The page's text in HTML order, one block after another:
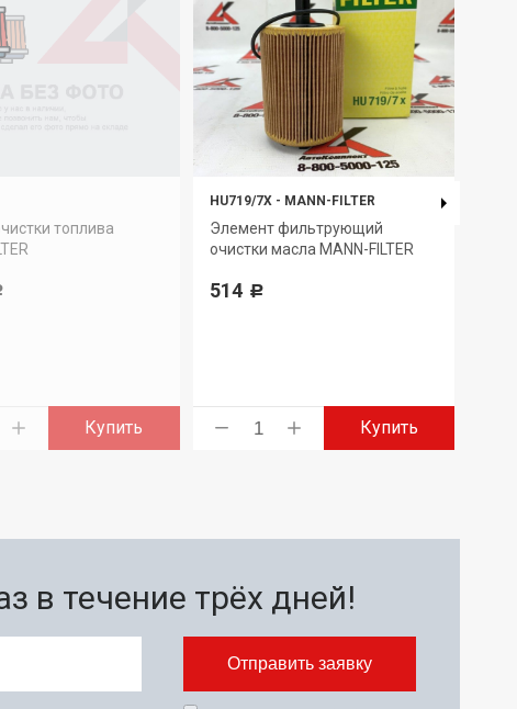
топлива
Купить
HU719/7X - MANN-FILTER
Элемент фильтрующий
очистки масла MANN-FILTER
514 Р
Купить
в течение трёх дней!